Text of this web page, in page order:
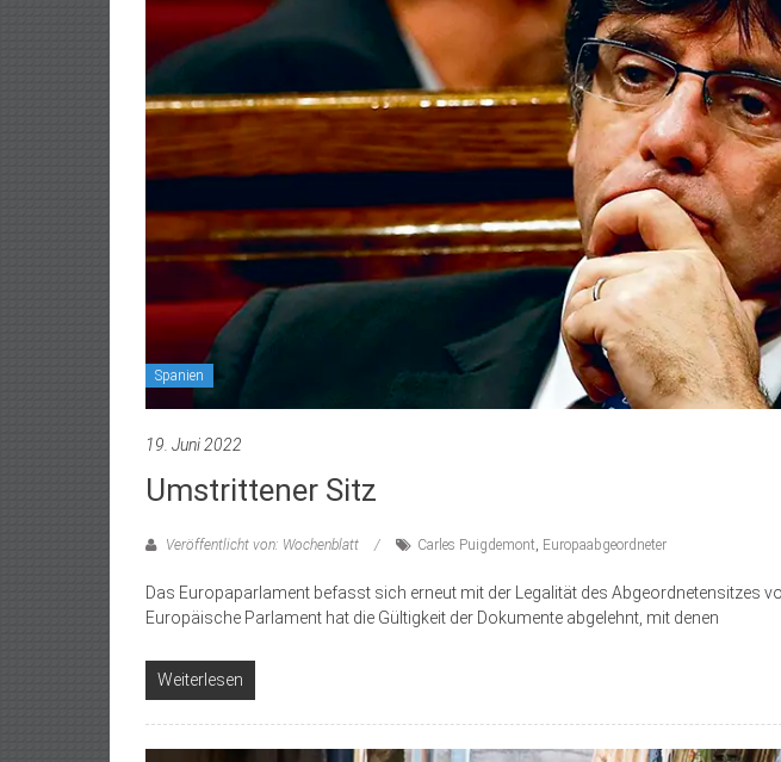
Spanien
19. Juni 2022
Umstrittener Sitz
Veröffentlicht von: Wochenblatt Carles Puigdemont Europaabgeordneter
Das Europaparlament befasst sich erneut mit der Legalität des Abgeordnetensitzes
Europäische Parlament hat die Gültigkeit der Dokumente abgelehnt, mit denen
Weiterlesen